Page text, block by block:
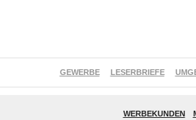
GEWERBE LESERBRIEFE
WERBEKUNDEN